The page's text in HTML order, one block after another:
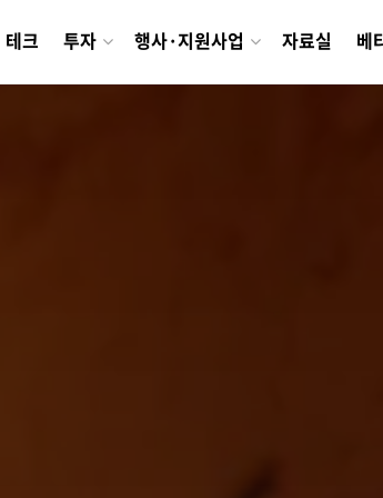
테크 투자 행사·지원사업 자료실 베